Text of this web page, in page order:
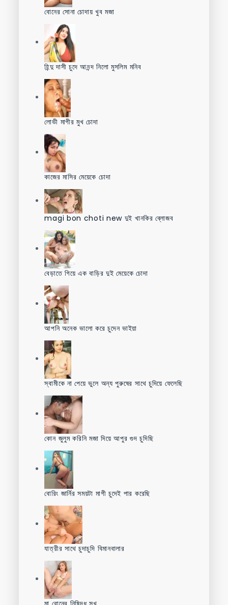
বোনের সোনা চোদায় খুব মজা
হিন্দু দাসী চুদে আনন্দ নিলো মুসলিম মনিব
লোভী মাগীর মুখ চোদা
কাজের মাসির মেয়েকে চোদা
magi bon choti new দুই খানকির ব্লোজব
বেড়াতে গিয়ে এক বাড়ির দুই মেয়েকে চোদা
আপনি অনেক ভালো করে চুদেন ভাইয়া
স্বামীকে না পেয়ে ভুলে অন্য পুরুষের সাথে চুদিয়ে ফেলেছি
কোন জুলুম করিনি মজা দিয়ে আপুর গুদ চুদিছি
বোরিং জার্নির সময়টা মাগী চুদেই পার করেছি
যাত্রীর সাথে চুদাচুদি বিমানবালার